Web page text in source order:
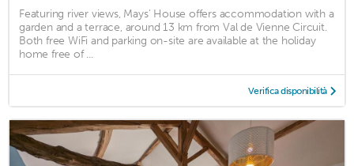
Featuring river views, Mays' House offers accommodation with a
garden and a terrace, around 13 km from Val de Vienne Circuit.
Both free WiFi and parking on-site are available at the holiday
home free of ...
Verifica disponibilità